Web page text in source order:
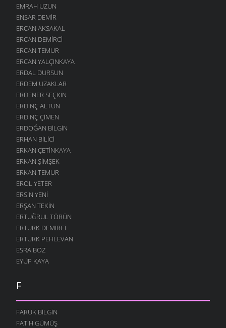
EMRAH UZUN
ENSAR DEMIR
ERCAN AKSAKAL
ERCAN DEMIRCI
ERCAN TEMUR
ERCAN YALÇINKAYA
ERDAL DURSUN
ERDEM UZAKLAR
ERDENER SEÇKIN
ERDINÇ ALTUN
ERDINÇ ÇIMEN
ERDOĞAN BILGIN
ERHAN BILICI
ERKAN ÇETINKAYA
ERKAN ŞIMŞEK
ERKAN TEMUR
EROL YETER
ERSIN YENI
ERŞAN TEKIN
ERTUĞRUL TÖRÜN
ERTÜRK DEMIRCI
ERTÜRK PEHLEVAN
ESRA BOZ
EYÜP KAYA
F
FARUK BILGIN
FATIH GÜMÜŞ